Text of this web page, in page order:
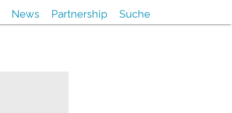
News Partnership Suche